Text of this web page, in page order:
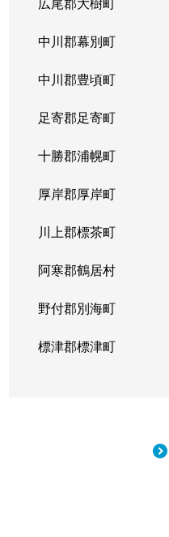
中川郡幕別町
中川郡豊頃町
足寄郡足寄町
十勝郡浦幌町
厚岸郡厚岸町
川上郡標茶町
阿寒郡鶴居村
野付郡別海町
標津郡標津町